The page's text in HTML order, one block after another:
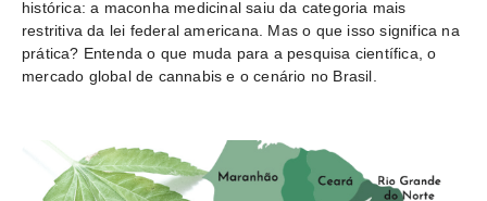
histórica: a maconha medicinal saiu da categoria mais
restritiva da lei federal americana. Mas o que isso significa na
prática? Entenda o que muda para a pesquisa científica, o
mercado global de cannabis e o cenário no Brasil.